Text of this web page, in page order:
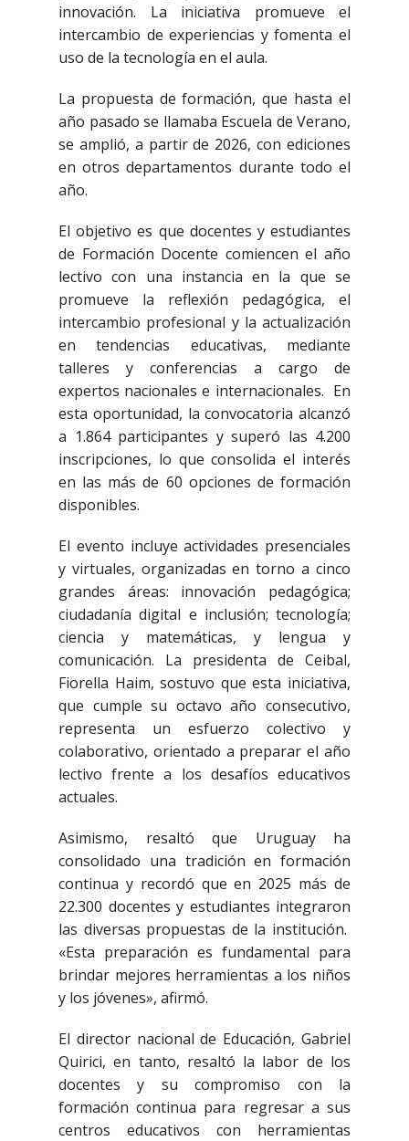
innovación. La iniciativa promueve el
intercambio de experiencias y fomenta el
uso de la tecnología en el aula.
La propuesta de formación, que hasta el
año pasado se llamaba Escuela de Verano,
se amplió, a partir de 2026, con ediciones
en otros departamentos durante todo el
año.
El objetivo es que docentes y estudiantes
de Formación Docente comiencen el año
lectivo con una instancia en la que se
promueve la reflexión pedagógica, el
intercambio profesional y la actualización
en tendencias educativas, mediante
talleres y conferencias a cargo de
expertos nacionales e internacionales. En
esta oportunidad, la convocatoria alcanzó
a 1.864 participantes y superó las 4.200
inscripciones, lo que consolida el interés
en las más de 60 opciones de formación
disponibles.
El evento incluye actividades presenciales
y virtuales, organizadas en torno a cinco
grandes áreas: innovación pedagógica;
ciudadanía digital e inclusión; tecnología;
ciencia y matemáticas, y lengua y
comunicación. La presidenta de Ceibal,
Fiorella Haim, sostuvo que esta iniciativa,
que cumple su octavo año consecutivo,
representa un esfuerzo colectivo y
colaborativo, orientado a preparar el año
lectivo frente a los desafíos educativos
actuales.
Asimismo, resaltó que Uruguay ha
consolidado una tradición en formación
continua y recordó que en 2025 más de
22.300 docentes y estudiantes integraron
las diversas propuestas de la institución.
«Esta preparación es fundamental para
brindar mejores herramientas a los niños
y los jóvenes», afirmó.
El director nacional de Educación, Gabriel
Quirici, en tanto, resaltó la labor de los
docentes y su compromiso con la
formación continua para regresar a sus
centros educativos con herramientas